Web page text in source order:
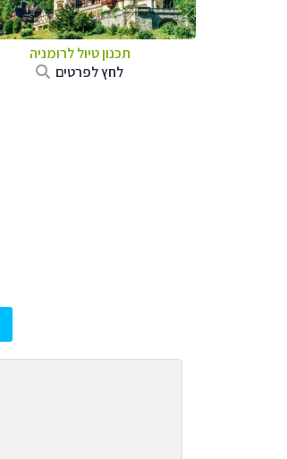
תכנון טיול לרומניה
לחץ לפרטים